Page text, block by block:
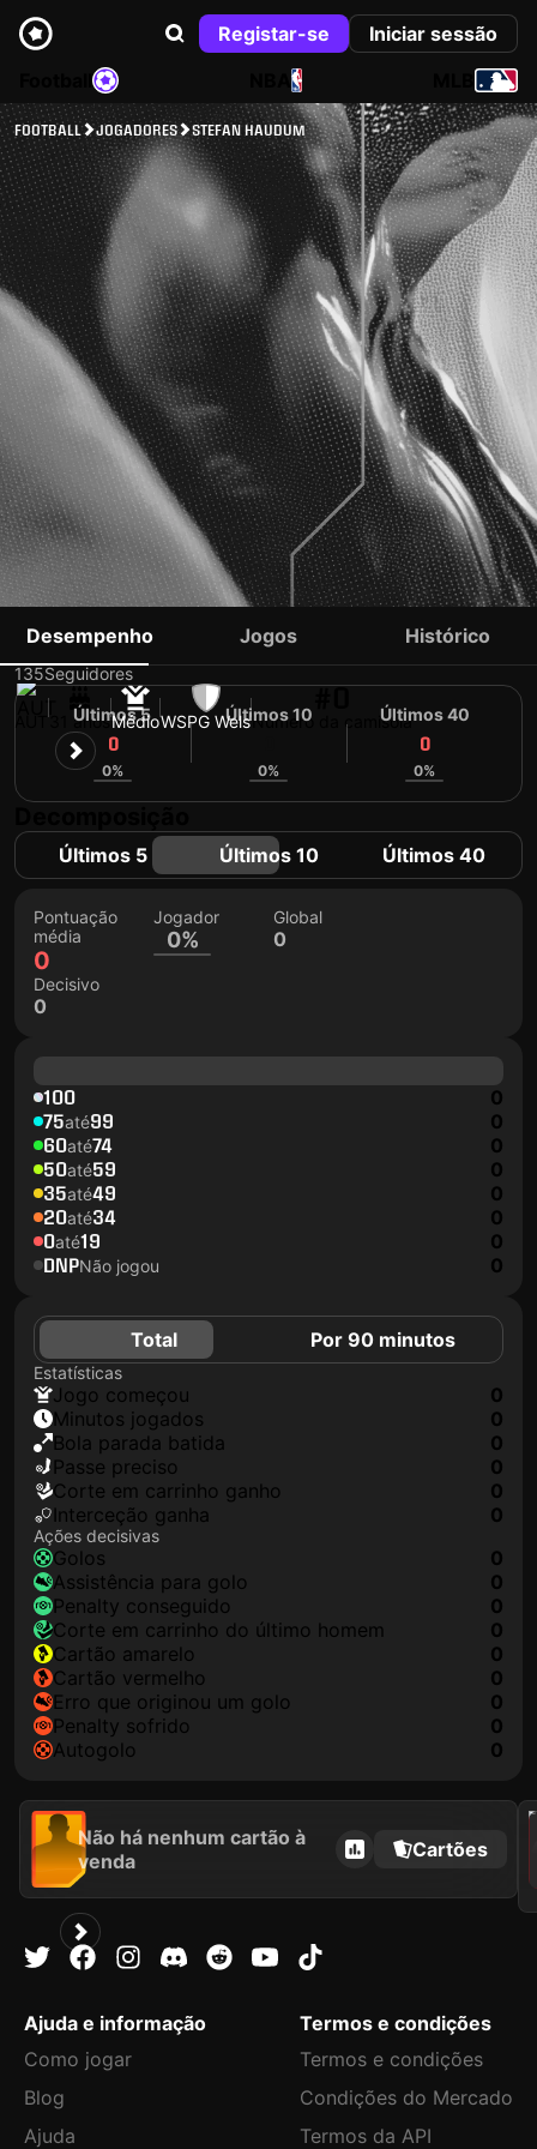
Registar-se
Iniciar sessão
NBA
FOOTBALL JOGADORES STEFAN HAUDUM
STEFAN HAUDUM
135Seguidores
31 anosMédioWSPG WelsNúmero da camisola
Desempenho Jogos Histórico
Últimos 5
0
0%
Últimos 10
0%
Últimos 40
0
0%
Últimos 5 Últimos 10 Últimos 40
Pontuação
média
0
Jogador
0%
Global
0
Decisivo
0
100 0
75até99 0
60até74 0
50até59 0
35até49 0
20até34 0
0até19 0
DNPNão jogou 0
Total Por 90 minutos
Estatísticas
jogo começou
0
minutos jogados
0
Bola parada batida
0
passe preciso
0
corte em carrinho ganho
0
interceção ganha
0
Ações decisivas
golos
0
assistência para golo
0
penalty conseguido
0
corte em carrinho do último homem
0
cartão amarelo
0
cartão vermelho
0
erro que originou um golo
0
penalty sofrido
0
autogolo
0
Não há nenhum cartão à
venda
Cartões
2021
Ajuda e informação
Como jogar
Blog
Ajuda
Termos e condições
Termos e condições
Condições do Mercado
Termos da API